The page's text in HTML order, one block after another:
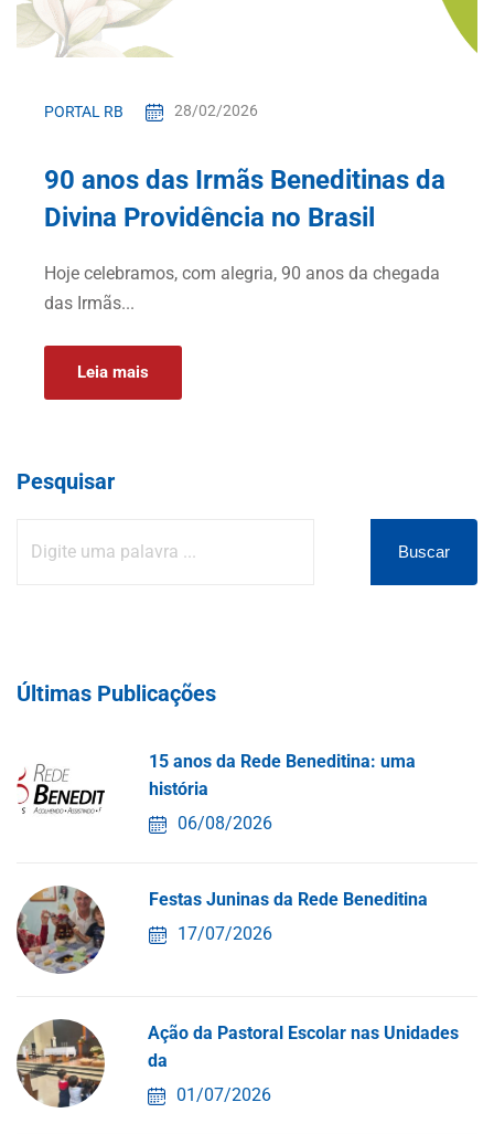
PORTAL RB 28/02/2026
90 anos das Irmãs Beneditinas da
Divina Providência no Brasil
Hoje celebramos, com alegria, 90 anos da chegada
das Irmãs...
Leia mais
Pesquisar
Buscar
Últimas Publicações
15 anos da Rede Beneditina: uma
história
06/08/2026
Festas Juninas da Rede Beneditina
17/07/2026
Ação da Pastoral Escolar nas Unidades
da
01/07/2026